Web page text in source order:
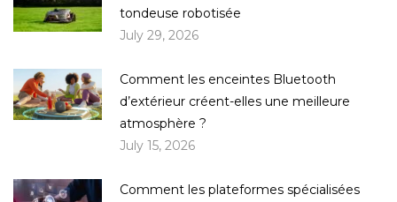
tondeuse robotisée
July 29, 2026
Comment les enceintes Bluetooth
d’extérieur créent-elles une meilleure
atmosphère ?
July 15, 2026
Comment les plateformes spécialisées